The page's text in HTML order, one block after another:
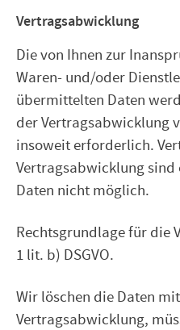
Vertragsabwicklung
Die von Ihnen zur
Waren- und/oder
übermittelten Daten
der Vertragsabwicklung
insoweit erforderlich.
Vertragsabwicklung sind
Daten nicht möglich.
Rechtsgrundlage für die
1 lit. b) DSGVO.
Wir löschen die Daten
Vertragsabwicklung,